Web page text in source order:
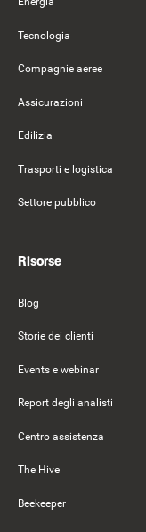
Tecnologia
Compagnie aeree
Assicurazioni
Edilizia
Trasporti e logistica
Settore pubblico
Risorse
Blog
Storie dei clienti
Events e webinar
Report degli analisti
Centro assistenza
The Hive
Beekeeper